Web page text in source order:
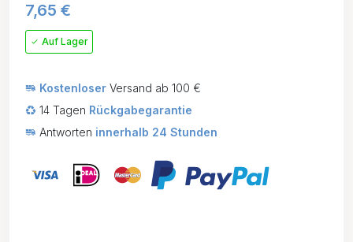
7,65 €
Auf Lager
Kostenloser Versand ab 100 €
14 Tagen Rückgabegarantie
Antworten innerhalb 24 Stunden